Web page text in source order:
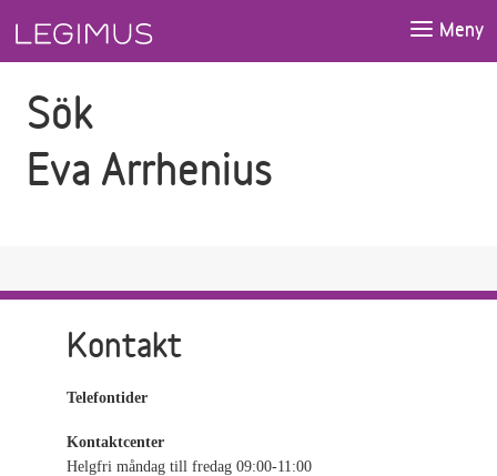
Meny
Sök
Eva Arrhenius
Kontakt
Telefontider
Kontaktcenter
Helgfri måndag till fredag 09:00-11:00